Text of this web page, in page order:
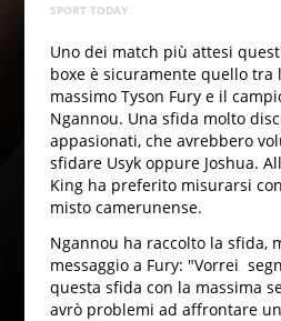
SPORT TODAY
Uno dei match più attesi
boxe è sicuramente quello
massimo Tyson Fury e il
Ngannou. Una sfida molto
appasionati, che avrebbero
sfidare Usyk oppure Joshua.
King ha preferito misurarsi
misto camerunense.
Ngannou ha raccolto la sfida,
messaggio a Fury: "Vorrei
questa sfida con la massima
avrò problemi ad affrontare